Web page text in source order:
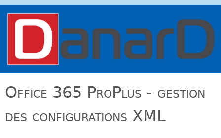
danard.net
Office 365 ProPlus - gestion
des configurations XML